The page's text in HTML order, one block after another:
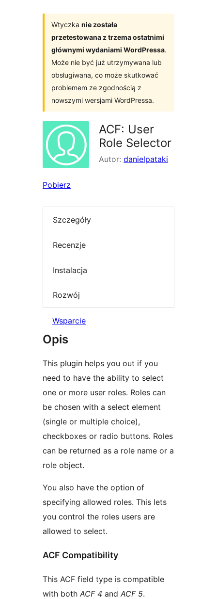
Wtyczka nie została
przetestowana z trzema ostatnimi
głównymi wydaniami WordPressa.
Może nie być już utrzymywana lub
obsługiwana, co może skutkować
problemem ze zgodnością z
nowszymi wersjami WordPressa.
ACF: User
Role Selector
Autor: danielpataki
Pobierz
Szczegóły
Recenzje
Instalacja
Rozwój
Wsparcie
Opis
This plugin helps you out if you
need to have the ability to select
one or more user roles. Roles can
be chosen with a select element
(single or multiple choice),
checkboxes or radio buttons. Roles
can be returned as a role name or a
role object.
You also have the option of
specifying allowed roles. This lets
you control the roles users are
allowed to select.
ACF Compatibility
This ACF field type is compatible
with both ACF 4 and ACF 5.